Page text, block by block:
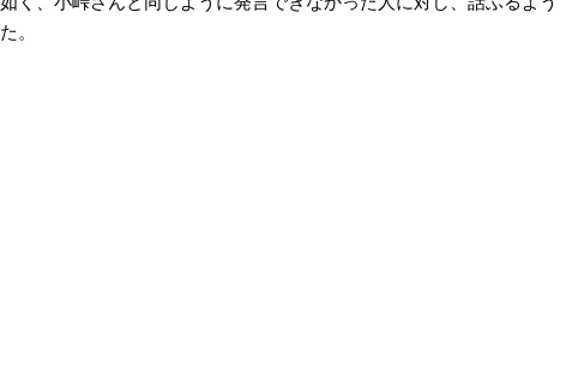
。